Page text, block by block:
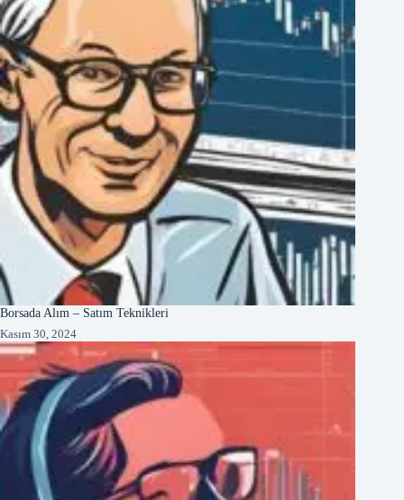
Borsada Alım – Satım Teknikleri
Kasım 30, 2024